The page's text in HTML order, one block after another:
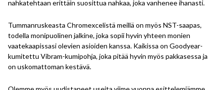
nahkatehtaan erittäin suosittua nahkaa, joka vanhenee ihanasti.
Tummanruskeasta Chromexcelistä meillä on myös NST-saapas,
todella monipuolinen jalkine, joka sopii hyvin yhteen monien
vaatekaapissasi olevien asioiden kanssa. Kaikissa on Goodyear-
kumitettu Vibram-kumipohja, joka pitää hyvin myös pakkasessa ja
on uskomattoman kestävä.